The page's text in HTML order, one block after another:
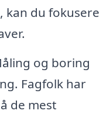
du fokusere
og boring
Fagfolk har
de mest